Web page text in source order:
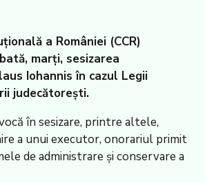
a României (CCR)
marţi, sesizarea
Iohannis în cazul Legii
judecătoreşti.
în sesizare, printre altele,
a unui executor, onorariul primit
de administrare şi conservare a